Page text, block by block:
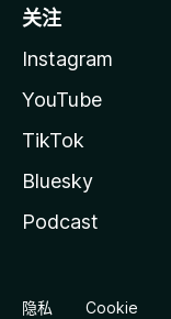
关注
Instagram
YouTube
TikTok
Bluesky
Podcast
隐私 Cookie